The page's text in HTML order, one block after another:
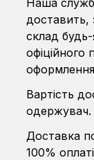
Наша
доставить,
склад
офіційного
оформлення
Вартість
одержувач.
Доставка
100%